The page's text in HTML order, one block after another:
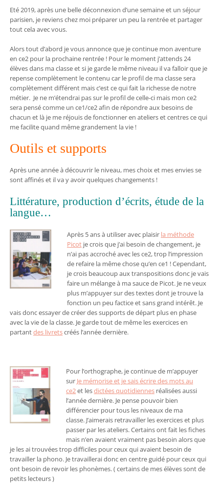
Eté 2019, après une belle déconnexion d’une semaine et un séjour
parisien, je reviens chez moi préparer un peu la rentrée et partager
tout cela avec vous.
Alors tout d’abord je vous annonce que je continue mon aventure
en ce2 pour la prochaine rentrée ! Pour le moment j’attends 24
élèves dans ma classe et si je garde le même niveau il va falloir que je
repense complètement le contenu car le profil de ma classe sera
complètement différent mais c’est ce qui fait la richesse de notre
métier. Je ne m’étendrai pas sur le profil de celle-ci mais mon ce2
sera pensé comme un ce1/ce2 afin de répondre aux besoins de
chacun et là je me réjouis de fonctionner en ateliers et centres ce qui
me facilite quand même grandement la vie !
Outils et supports
Après une année à découvrir le niveau, mes choix et mes envies se
sont affinés et il va y avoir quelques changements !
Littérature, production d’écrits, étude de la
langue…
Après 5 ans à utiliser avec plaisir la méthode
Picot je crois que j’ai besoin de changement, je
n’ai pas accroché avec les ce2, trop l’impression
de refaire la même chose qu’en ce1 ! Cependant,
je crois beaucoup aux transpositions donc je vais
faire un mélange à ma sauce de Picot. Je ne veux
plus m’appuyer sur des textes dont je trouve la
fonction un peu factice et sans grand intérêt. Je
vais donc essayer de créer des supports de départ plus en phase
avec la vie de la classe. Je garde tout de même les exercices en
partantdes livretscréés l’année dernière.
Pour l’orthographe, je continue de m’appuyer
sur Je mémorise et je sais écrire des mots au
ce2et lesdictées quotidiennes réalisées aussi
l’année dernière. Je pense pouvoir bien
différencier pour tous les niveaux de ma
classe. J’aimerais retravailler les exercices et plus
passer par les ateliers. Certains ont fait les fiches
mais n’en avaient vraiment pas besoin alors que
je les ai trouvées trop difficiles pour ceux qui avaient besoin de
travailler la phono. Je travaillerai donc en centre guidé pour ceux qui
ont besoin de revoir les phonèmes. ( certains de mes élèves sont de
petits lecteurs )